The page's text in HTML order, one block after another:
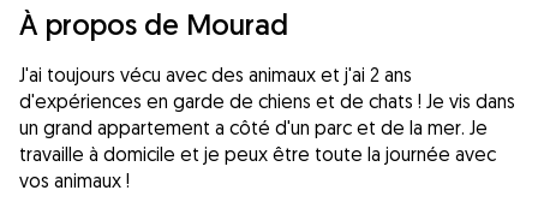
À propos de Mourad
J'ai toujours vécu avec des animaux et j'ai 2 ans
d'expériences en garde de chiens et de chats ! Je vis dans
un grand appartement a côté d'un parc et de la mer. Je
travaille à domicile et je peux être toute la journée avec
vos animaux !